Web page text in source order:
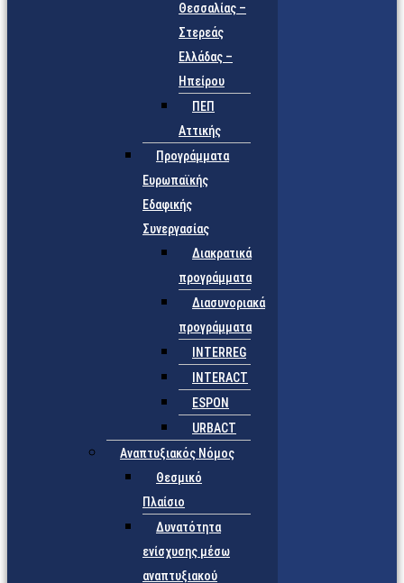
Θεσσαλίας –
Στερεάς
Ελλάδας –
Ηπείρου
ΠΕΠ
Αττικής
Προγράμματα
Ευρωπαϊκής
Εδαφικής
Συνεργασίας
Διακρατικά
προγράμματα
Διασυνοριακά
προγράμματα
INTERREG
INTERACT
ESPON
URBACT
Αναπτυξιακός Νόμος
Θεσμικό
Πλαίσιο
Δυνατότητα
ενίσχυσης μέσω
αναπτυξιακού